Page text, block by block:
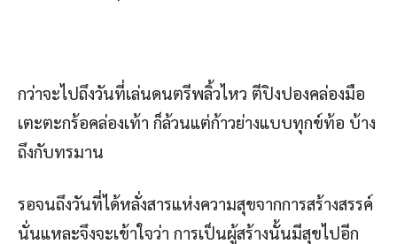
กว่าจะไปถึงวันที่เล่นดนตรีพลิ้วไหว ตีปิงปองคล่องมือ
เตะตะกร้อคล่องเท้า ก็ล้วนแต่ก้าวย่างแบบทุกข์ท้อ บ้าง
ถึงกับทรมาน
รอจนถึงวันที่ได้หลั่งสารแห่งความสุขจากการสร้างสรรค์
นั่นแหละจึงจะเข้าใจว่า การเป็นผู้สร้างนั้นมีสุขไปอีก